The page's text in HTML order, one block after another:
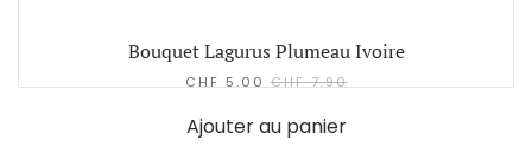
Bouquet Lagurus Plumeau Ivoire
CHF 5.00 CHF7.90
Ajouter au panier